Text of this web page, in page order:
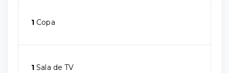
1 Copa
1 Sala de TV